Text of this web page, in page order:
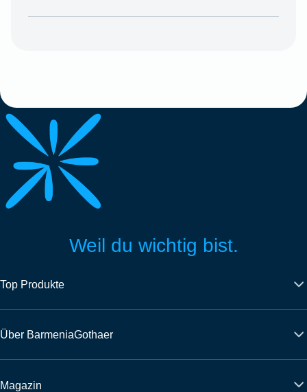
Weil du wichtig bist.
Top Produkte
Über BarmeniaGothaer
Magazin